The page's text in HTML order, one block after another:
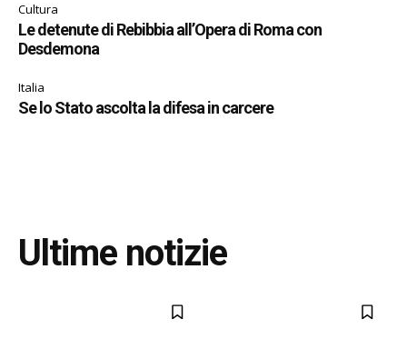
Cultura
Le detenute di Rebibbia all’Opera di Roma con
Desdemona
Italia
Se lo Stato ascolta la difesa in carcere
Ultime notizie